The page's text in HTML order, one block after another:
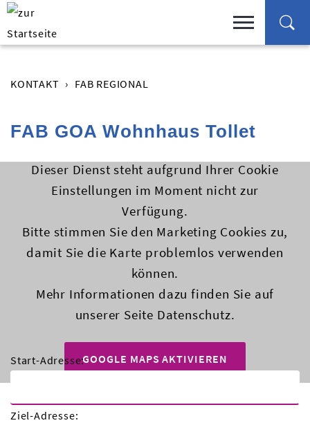
KONTAKT FAB REGIONAL
FAB GOA Wohnhaus Tollet
Dieser Dienst steht aufgrund Ihrer Cookie
Einstellungen im Moment nicht zur
Verfügung.
Bitte stimmen Sie den Marketing Cookies zu,
damit Sie die Karte problemlos verwenden
können.
Mehr Informationen dazu finden Sie auf
unserer Seite Datenschutz.
GOOGLE MAPS AKTIVIEREN
Start-Adresse:
Ziel-Adresse: